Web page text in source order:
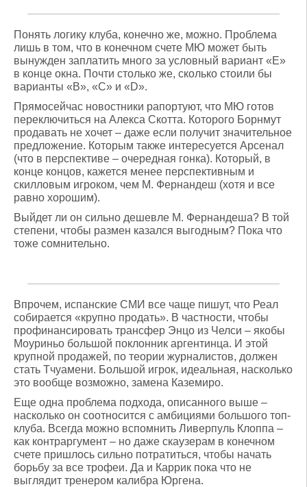
Понять логику клуба, конечно же, можно. Проблема
лишь в том, что в конечном счете МЮ может быть
вынужден заплатить много за условный вариант «Е»
в конце окна. Почти столько же, сколько стоили бы
варианты «B», «C» и «D».
Прямосейчас новостники рапортуют, что МЮ готов
переключиться на Алекса Скотта. Которого Борнмут
продавать не хочет – даже если получит значительное
предложение. Которым также интересуется Арсенал
(что в перспективе – очередная гонка). Который, в
конце концов, кажется менее перспективным и
скилловым игроком, чем М. Фернандеш (хотя и все
равно хорошим).
Выйдет ли он сильно дешевле М. Фернандеша? В той
степени, чтобы размен казался выгодным? Пока что
тоже сомнительно.
Впрочем, испанские СМИ все чаще пишут, что Реал
собирается «крупно продать». В частности, чтобы
профинансировать трансфер Энцо из Челси – якобы
Моуриньо большой поклонник аргентинца. И этой
крупной продажей, по теории журналистов, должен
стать Тчуамени. Большой игрок, идеальная, насколько
это вообще возможно, замена Каземиро.
Еще одна проблема подхода, описанного выше –
насколько он соотносится с амбициями большого топ-
клуба. Всегда можно вспомнить Ливерпуль Клоппа –
как контраргумент – но даже скаузерам в конечном
счете пришлось сильно потратиться, чтобы начать
борьбу за все трофеи. Да и Каррик пока что не
выглядит тренером калибра Юргена.